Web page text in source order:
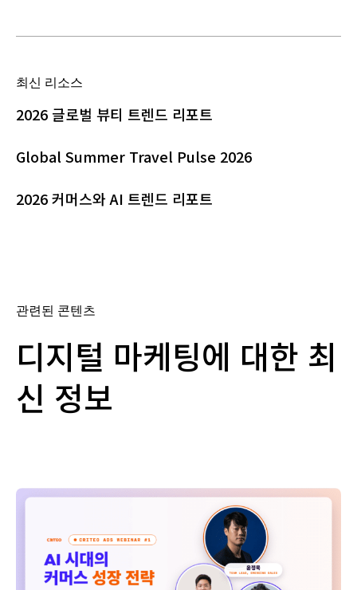
최신 리소스
2026 글로벌 뷰티 트렌드 리포트
Global Summer Travel Pulse 2026
2026 커머스와 AI 트렌드 리포트
관련된 콘텐츠
디지털 마케팅에 대한 최
신 정보